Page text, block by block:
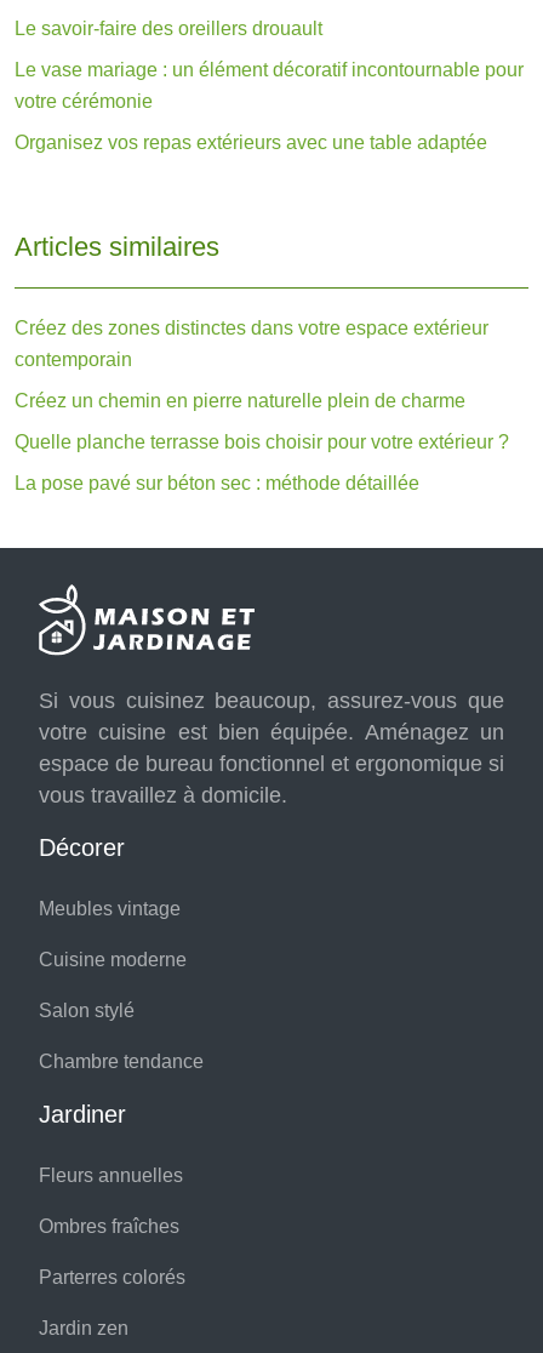
Le savoir-faire des oreillers drouault
Le vase mariage : un élément décoratif incontournable pour
votre cérémonie
Organisez vos repas extérieurs avec une table adaptée
Articles similaires
Créez des zones distinctes dans votre espace extérieur
contemporain
Créez un chemin en pierre naturelle plein de charme
Quelle planche terrasse bois choisir pour votre extérieur ?
La pose pavé sur béton sec : méthode détaillée
Si vous cuisinez beaucoup, assurez-vous que
votre cuisine est bien équipée. Aménagez un
espace de bureau fonctionnel et ergonomique si
vous travaillez à domicile.
Décorer
Meubles vintage
Cuisine moderne
Salon stylé
Chambre tendance
Jardiner
Fleurs annuelles
Ombres fraîches
Parterres colorés
Jardin zen